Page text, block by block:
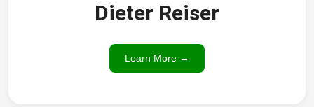
Dieter Reiser
Learn More →